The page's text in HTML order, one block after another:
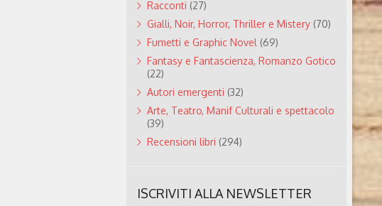
Racconti (27)
Gialli, Noir, Horror, Thriller e Mistery(70)
Fumetti e Graphic Novel (69)
Fantasy e Fantascienza, Romanzo Gotico
(22)
Autori emergenti (32)
Arte, Teatro, Manif Culturali e spettacolo
(39)
Recensioni libri (294)
ISCRIVITI ALLA NEWSLETTER